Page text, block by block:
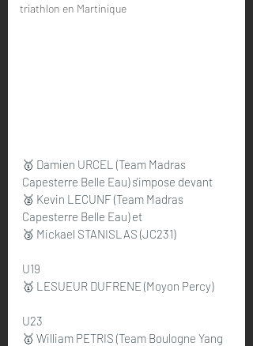
triathlon en Martinique
🥇 Damien URCEL (Team Madras
Capesterre Belle Eau) s'impose devant
🥈 Kevin LECUNF (Team Madras
Capesterre Belle Eau) et
🥉 Mickael STANISLAS (JC231)
U19
🥇 LESUEUR DUFRENE (Moyon Percy)
U23
🥇 William PETRIS (Team Boulogne Yang